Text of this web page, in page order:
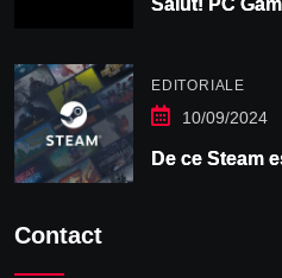
EDITORIALE
10/09/2024
De ce Steam
Contact